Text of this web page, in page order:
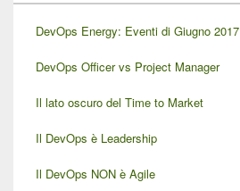
DevOps Energy: Eventi di Giugno 2017
DevOps Officer vs Project Manager
Il lato oscuro del Time to Market
Il DevOps è Leadership
Il DevOps NON è Agile